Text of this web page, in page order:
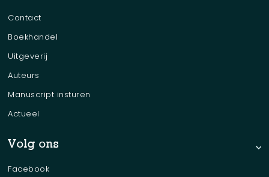
Contact
Boekhandel
Uitgeverij
Auteurs
Manuscript insturen
Actueel
Volg ons
Facebook